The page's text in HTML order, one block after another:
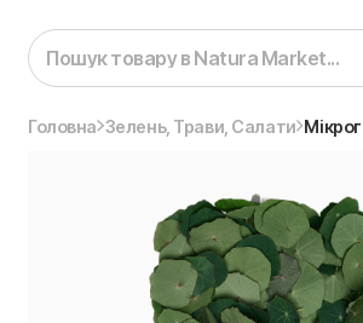
Головна Зелень, Трави, Салати